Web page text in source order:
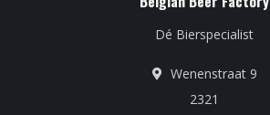
Dé Bierspecialist
Wenenstraat 9
2321